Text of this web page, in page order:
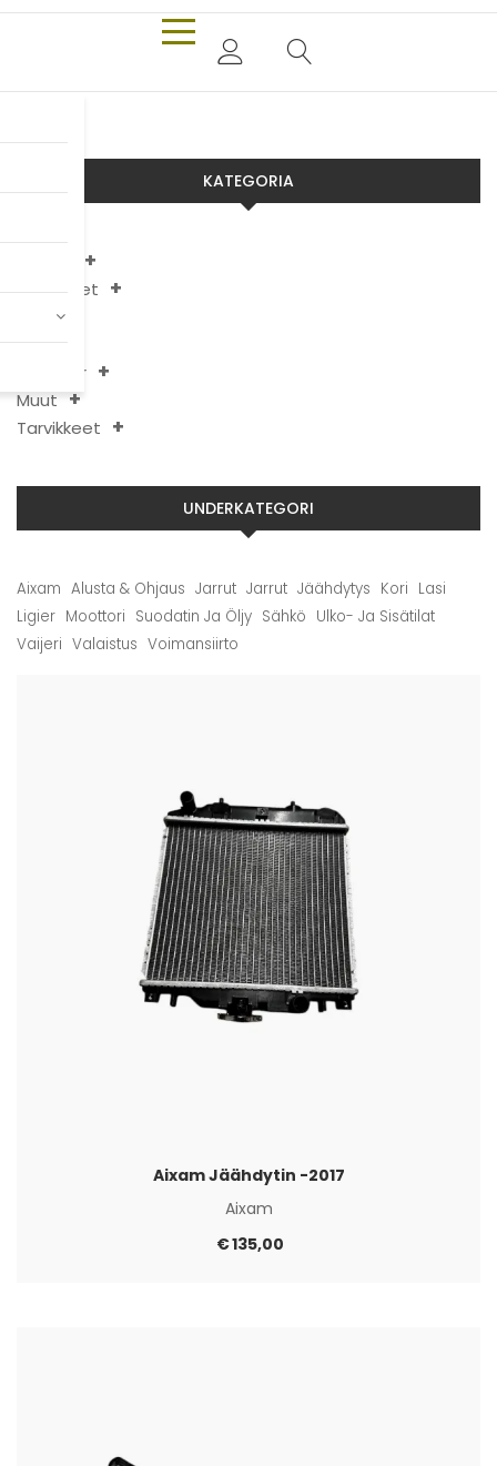
KATEGORIA
Chatenet
Ligier
Microcar
Muut
Tarvikkeet
UNDERKATEGORI
Aixam Alusta & Ohjaus Jarrut Jarrut Jäähdytys Kori Lasi
Ligier Moottori Suodatin Ja Öljy Sähkö Ulko- Ja Sisätilat
Vaijeri Valaistus Voimansiirto
Aixam Jäähdytin -2017
Aixam
€135,00